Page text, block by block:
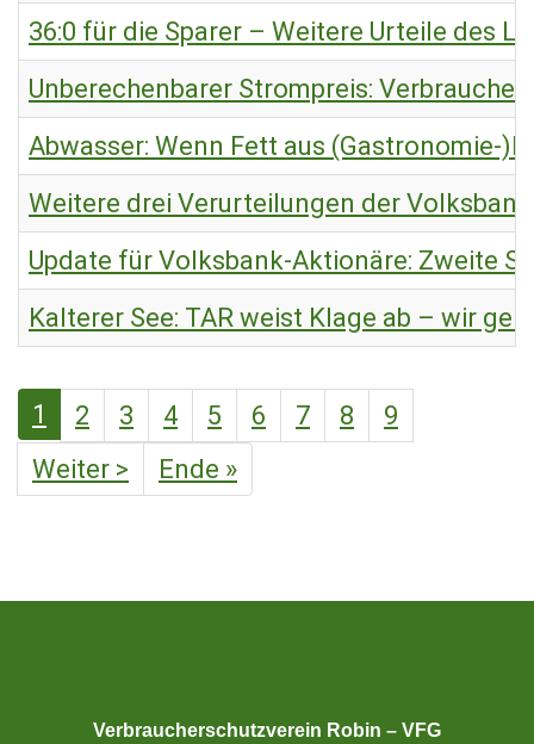
36:0 für die Sparer – Weitere Urteile des
Unberechenbarer Strompreis:
Abwasser: Wenn Fett aus (Gastronomie-
Weitere drei Verurteilungen der
Update für Volksbank-Aktionäre: Zweite
Kalterer See: TAR weist Klage ab – wir
Seitennummerierung
Aktuelle
Seite
1 Seite
2 Seite
3 Seite
4 Seite
5 Seite
6 Seite
7 Seite
8 Seite
9
Nächste
Seite
Weiter >
Letzte
Seite
Ende »
Verbraucherschutzverein Robin – VFG